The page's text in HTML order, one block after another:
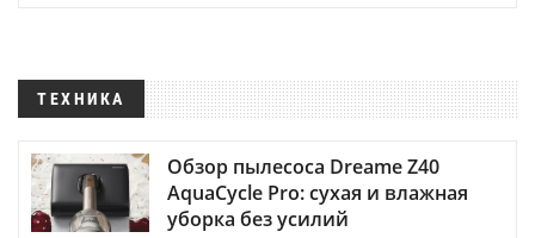
ТЕХНИКА
Обзор пылесоса Dreame Z40
AquaCycle Pro: сухая и влажная
уборка без усилий